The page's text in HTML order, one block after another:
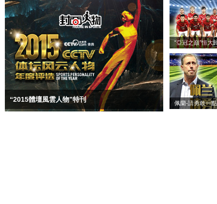
“2015體壇風雲人物”特刊
“亞冠之巔”恒大
佩蘭-請勇敢一點